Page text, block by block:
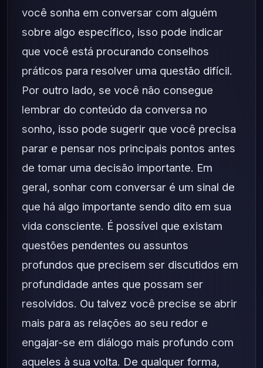
você sonha em conversar com alguém
sobre algo específico, isso pode indicar
que você está procurando conselhos
práticos para resolver uma questão difícil.
Por outro lado, se você não consegue
lembrar do conteúdo da conversa no
sonho, isso pode sugerir que você precisa
parar e pensar nos principais pontos antes
de tomar uma decisão importante. Em
geral, sonhar com conversar é um sinal de
que há algo importante sendo dito em sua
vida consciente. É possível que existam
questões pendentes ou assuntos
profundos que precisem ser discutidos em
profundidade antes que possam ser
resolvidos. Ou talvez você precise se abrir
mais para as relações ao seu redor e
engajar-se em diálogo mais profundo com
aqueles à sua volta. De qualquer forma,